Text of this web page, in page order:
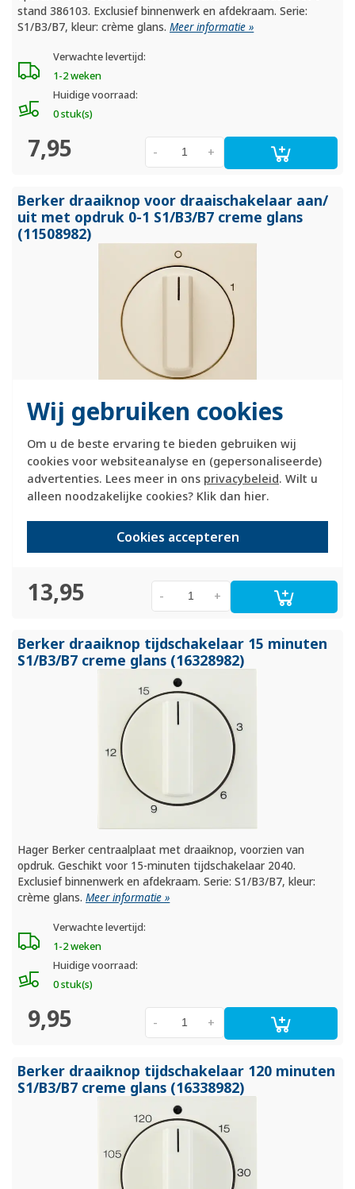
Wij gebruiken cookies
Om u de beste ervaring te bieden gebruiken wij
cookies voor websiteanalyse en (gepersonaliseerde)
advertenties. Lees meer in ons privacybeleid. Wilt u
alleen noodzakelijke cookies? Klik dan hier.
Cookies accepteren
stand 386103. Exclusief binnenwerk en afdekraam. Serie:
S1/B3/B7, kleur: crème glans.Meer informatie »
Verwachte levertijd:
1-2 weken
Huidige voorraad:
0 stuk(s)
7,95 +
-
Berker draaiknop voor draaischakelaar aan/
uit met opdruk 0-1 S1/B3/B7 creme glans
(11508982)
Hager Berker centraalplaat met draaiknop voorzien van
opdruk 0-1. Geschikt voor de 2-polige aan/uit-draaischakelaar
3862. Exclusief binnenwerk en afdekraam. Serie: S1/B3/B7,
kleur: crème glans.
Meer informatie »
Verwachte levertijd:
1-2 weken
Huidige voorraad:
13,95 +
-
Berker draaiknop tijdschakelaar 15 minuten
S1/B3/B7 creme glans (16328982)
Hager Berker centraalplaat met draaiknop, voorzien van
opdruk. Geschikt voor 15-minuten tijdschakelaar 2040.
Exclusief binnenwerk en afdekraam. Serie: S1/B3/B7, kleur:
crème glans.Meer informatie »
Verwachte levertijd:
1-2 weken
Huidige voorraad:
0 stuk(s)
9,95 +
-
Berker draaiknop tijdschakelaar 120 minuten
S1/B3/B7 creme glans (16338982)